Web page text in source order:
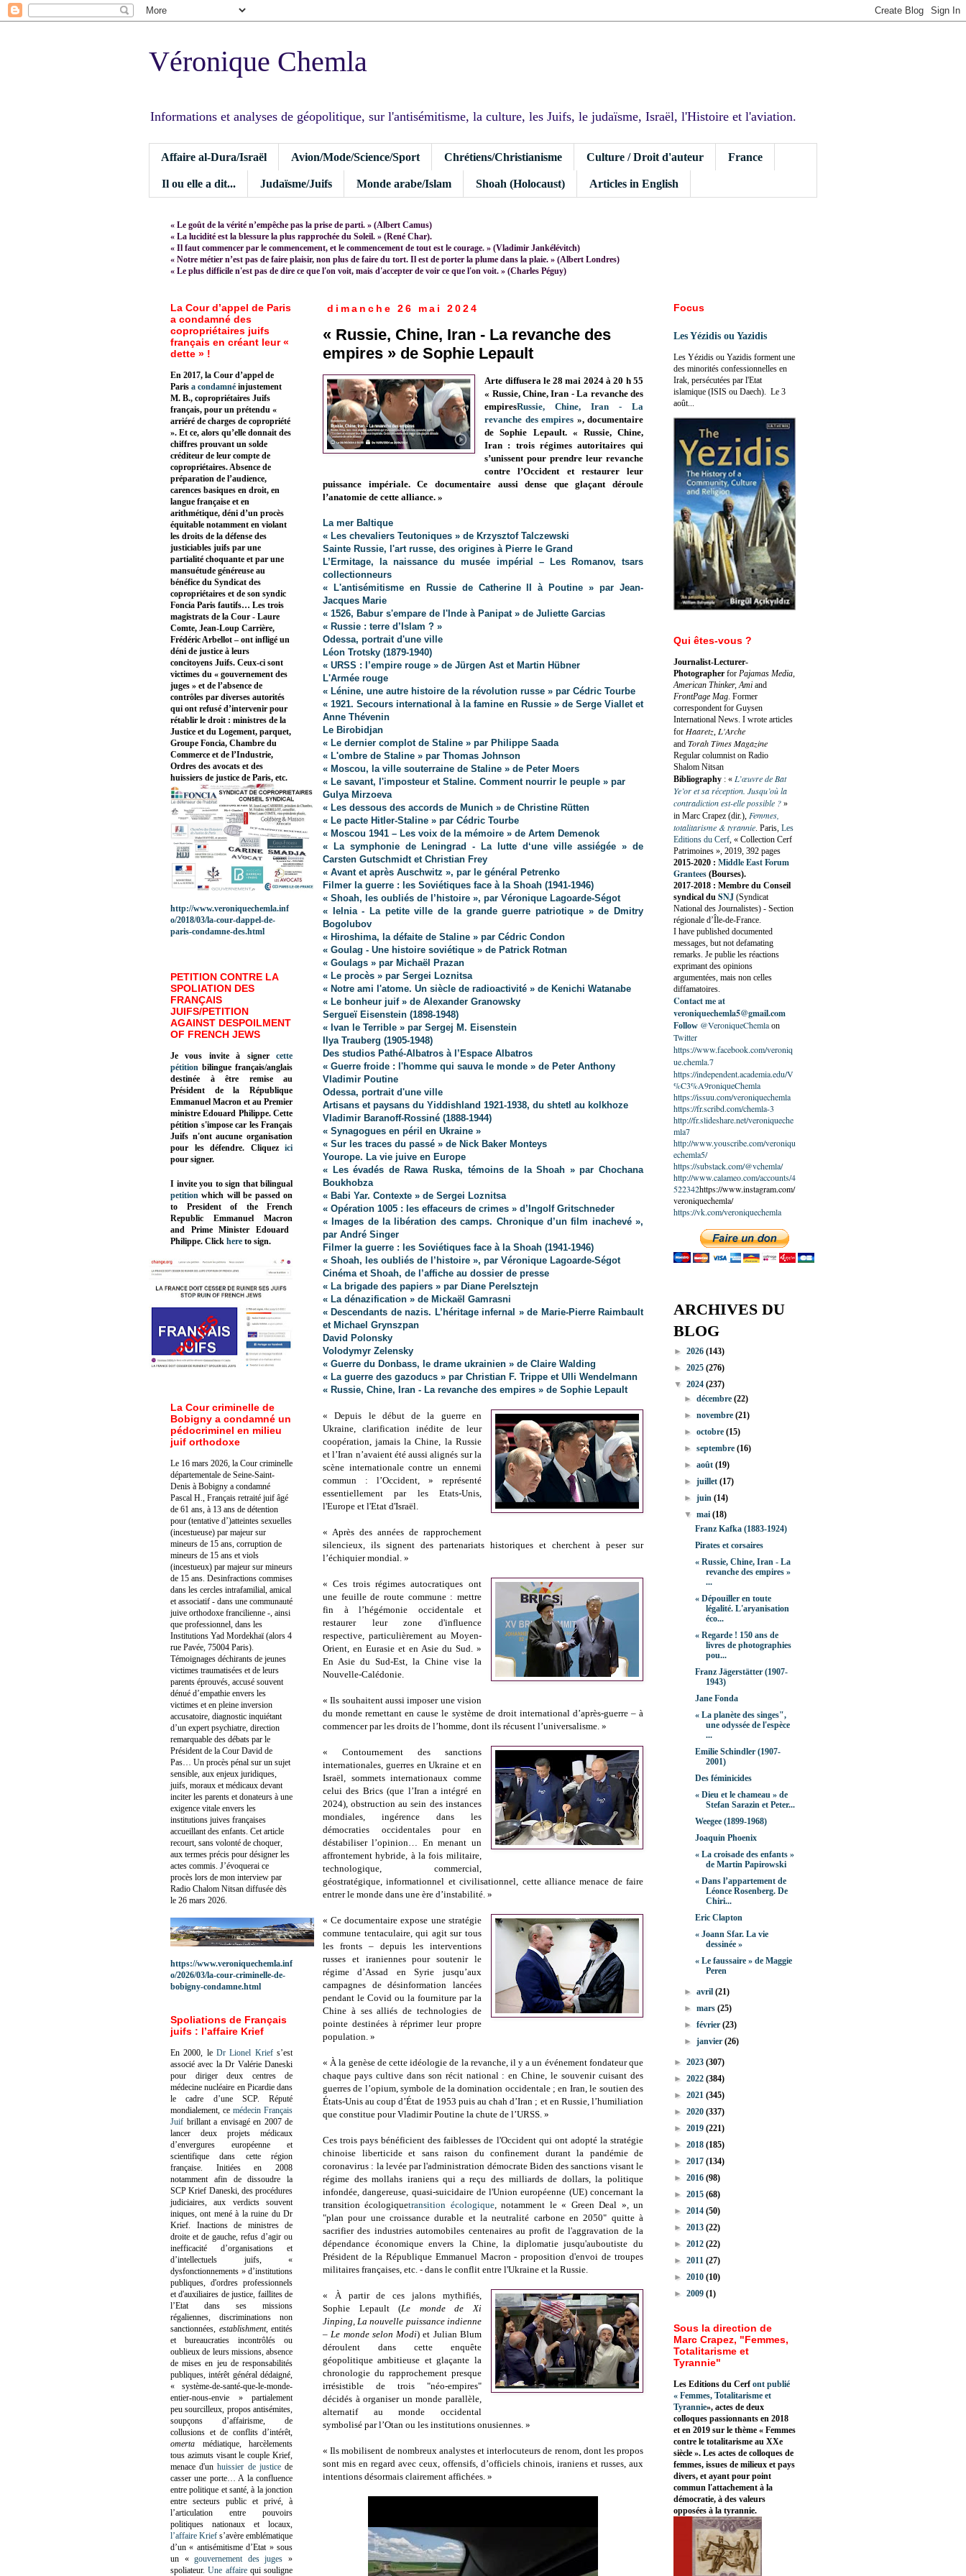
Véronique Chemla
Informations et analyses de géopolitique, sur l'antisémitisme, la culture, les Juifs, le judaïsme, Israël, l'Histoire et l'aviation.
Affaire al-Dura/Israël Avion/Mode/Science/Sport Chrétiens/Christianisme Culture / Droit d'auteur France
Il ou elle a dit... Judaïsme/Juifs Monde arabe/Islam Shoah (Holocaust) Articles in English
« Le goût de la vérité n’empêche pas la prise de parti. » (Albert Camus)
« La lucidité est la blessure la plus rapprochée du Soleil. » (René Char).
« Il faut commencer par le commencement, et le commencement de tout est le courage. » (Vladimir Jankélévitch)
« Notre métier n’est pas de faire plaisir, non plus de faire du tort. Il est de porter la plume dans la plaie. » (Albert Londres)
« Le plus difficile n'est pas de dire ce que l'on voit, mais d'accepter de voir ce que l'on voit. » (Charles Péguy)
dimanche 26 mai 2024
« Russie, Chine, Iran - La revanche des
empires » de Sophie Lepault
Arte diffusera le 28 mai 2024 à 20 h 55
« Russie, Chine, Iran - La revanche des
empiresRussie, Chine, Iran - La
revanche des empires », documentaire
de Sophie Lepault. « Russie, Chine,
Iran : trois régimes autoritaires qui
s’unissent pour prendre leur revanche
contre l’Occident et restaurer leur
puissance impériale. Ce documentaire aussi dense que glaçant déroule
l’anatomie de cette alliance. »
La mer Baltique
« Les chevaliers Teutoniques » de Krzysztof Talczewski
Sainte Russie, l'art russe, des origines à Pierre le Grand
L’Ermitage, la naissance du musée impérial – Les Romanov, tsars
collectionneurs
« L'antisémitisme en Russie de Catherine II à Poutine » par Jean-
Jacques Marie
« 1526, Babur s'empare de l'Inde à Panipat » de Juliette Garcias
« Russie : terre d’Islam ? »
Odessa, portrait d'une ville
Léon Trotsky (1879-1940)
« URSS : l’empire rouge » de Jürgen Ast et Martin Hübner
L'Armée rouge
« Lénine, une autre histoire de la révolution russe » par Cédric Tourbe
« 1921. Secours international à la famine en Russie » de Serge Viallet et
Anne Thévenin
Le Birobidjan
« Le dernier complot de Staline » par Philippe Saada
« L'ombre de Staline » par Thomas Johnson
« Moscou, la ville souterraine de Staline » de Peter Moers
« Le savant, l'imposteur et Staline. Comment nourrir le peuple » par
Gulya Mirzoeva
« Les dessous des accords de Munich » de Christine Rütten
« Le pacte Hitler-Staline » par Cédric Tourbe
« Moscou 1941 – Les voix de la mémoire » de Artem Demenok
« La symphonie de Leningrad - La lutte d‘une ville assiégée » de
Carsten Gutschmidt et Christian Frey
« Avant et après Auschwitz », par le général Petrenko
Filmer la guerre : les Soviétiques face à la Shoah (1941-1946)
« Shoah, les oubliés de l’histoire », par Véronique Lagoarde-Ségot
« Ielnia - La petite ville de la grande guerre patriotique » de Dmitry
Bogolubov
« Hiroshima, la défaite de Staline » par Cédric Condon
« Goulag - Une histoire soviétique » de Patrick Rotman
« Goulags » par Michaël Prazan
« Le procès » par Sergei Loznitsa
« Notre ami l'atome. Un siècle de radioactivité » de Kenichi Watanabe
« Le bonheur juif » de Alexander Granowsky
Sergueï Eisenstein (1898-1948)
« Ivan le Terrible » par Sergej M. Eisenstein
Ilya Trauberg (1905-1948)
Des studios Pathé-Albatros à l’Espace Albatros
« Guerre froide : l'homme qui sauva le monde » de Peter Anthony
Vladimir Poutine
Odessa, portrait d'une ville
Artisans et paysans du Yiddishland 1921-1938, du shtetl au kolkhoze
Vladimir Baranoff-Rossiné (1888-1944)
« Synagogues en péril en Ukraine »
« Sur les traces du passé » de Nick Baker Monteys
Yourope. La vie juive en Europe
« Les évadés de Rawa Ruska, témoins de la Shoah » par Chochana
Boukhobza
« Babi Yar. Contexte » de Sergei Loznitsa
« Opération 1005 : les effaceurs de crimes » d’Ingolf Gritschneder
« Images de la libération des camps. Chronique d’un film inachevé »,
par André Singer
Filmer la guerre : les Soviétiques face à la Shoah (1941-1946)
« Shoah, les oubliés de l’histoire », par Véronique Lagoarde-Ségot
Cinéma et Shoah, de l’affiche au dossier de presse
« La brigade des papiers » par Diane Perelsztejn
« La dénazification » de Mickaël Gamrasni
« Descendants de nazis. L’héritage infernal » de Marie-Pierre Raimbault
et Michael Grynszpan
David Polonsky
Volodymyr Zelensky
« Guerre du Donbass, le drame ukrainien » de Claire Walding
« La guerre des gazoducs » par Christian F. Trippe et Ulli Wendelmann
« Russie, Chine, Iran - La revanche des empires » de Sophie Lepault
« Depuis le début de la guerre en
Ukraine, clarification inédite de leur
coopération, jamais la Chine, la Russie
et l’Iran n’avaient été aussi alignés sur la
scène internationale contre un ennemi
commun : l’Occident, » représenté
essentiellement par les Etats-Unis,
l'Europe et l'Etat d'Israël.
« Après des années de rapprochement
silencieux, ils signent des partenariats historiques et cherchent à peser sur
l’échiquier mondial. »
« Ces trois régimes autocratiques ont
une feuille de route commune : mettre
fin à l’hégémonie occidentale et
restaurer leur zone d'influence
respective, particulièrement au Moyen-
Orient, en Eurasie et en Asie du Sud. »
En Asie du Sud-Est, la Chine vise la
Nouvelle-Calédonie.
« Ils souhaitent aussi imposer une vision
du monde remettant en cause le système de droit international d’après-guerre – à
commencer par les droits de l’homme, dont ils récusent l’universalisme. »
« Contournement des sanctions
internationales, guerres en Ukraine et en
Israël, sommets internationaux comme
celui des Brics (que l’Iran a intégré en
2024), obstruction au sein des instances
mondiales, ingérence dans les
démocraties occidentales pour en
déstabiliser l’opinion… En menant un
affrontement hybride, à la fois militaire,
technologique, commercial,
géostratégique, informationnel et civilisationnel, cette alliance menace de faire
entrer le monde dans une ère d’instabilité. »
« Ce documentaire expose une stratégie
commune tentaculaire, qui agit sur tous
les fronts – depuis les interventions
russes et iraniennes pour soutenir le
régime d’Assad en Syrie jusqu’aux
campagnes de désinformation lancées
pendant le Covid ou la fourniture par la
Chine à ses alliés de technologies de
pointe destinées à réprimer leur propre
population. »
« À la genèse de cette idéologie de la revanche, il y a un événement fondateur que
chaque pays cultive dans son récit national : en Chine, le souvenir cuisant des
guerres de l’opium, symbole de la domination occidentale ; en Iran, le soutien des
États-Unis au coup d’État de 1953 puis au chah d’Iran ; et en Russie, l’humiliation
que constitue pour Vladimir Poutine la chute de l’URSS. »
Ces trois pays bénéficient des faiblesses de l'Occident qui ont adopté la stratégie
chinoise liberticide et sans raison du confinement durant la pandémie de
coronavirus : la levée par l'administration démocrate Biden des sanctions visant le
régime des mollahs iraniens qui a reçu des milliards de dollars, la politique
infondée, dangereuse, quasi-suicidaire de l'Union européenne (UE) concernant la
transition écologiquetransition écologique, notamment le « Green Deal », un
"plan pour une croissance durable et la neutralité carbone en 2050" quitte à
sacrifier des industries automobiles centenaires au profit de l'aggravation de la
dépendance économique envers la Chine, la diplomatie jusqu'auboutiste du
Président de la République Emmanuel Macron - proposition d'envoi de troupes
militaires françaises, etc. - dans le conflit entre l'Ukraine et la Russie.
« À partir de ces jalons mythifiés,
Sophie Lepault (Le monde de Xi
Jinping, La nouvelle puissance indienne
– Le monde selon Modi) et Julian Blum
déroulent dans cette enquête
géopolitique ambitieuse et glaçante la
chronologie du rapprochement presque
irrésistible de trois "néo-empires"
décidés à organiser un monde parallèle,
alternatif au monde occidental
symbolisé par l’Otan ou les institutions onusiennes. »
« Ils mobilisent de nombreux analystes et interlocuteurs de renom, dont les propos
sont mis en regard avec ceux, offensifs, d’officiels chinois, iraniens et russes, aux
intentions désormais clairement affichées. »
La Cour d’appel de Paris
a condamné des
copropriétaires juifs
français en créant leur «
dette » !
En 2017, la Cour d’appel de
Paris a condamné injustement
M. B., copropriétaires Juifs
français, pour un prétendu «
arriéré de charges de copropriété
». Et ce, alors qu’elle donnait des
chiffres prouvant un solde
créditeur de leur compte de
copropriétaires. Absence de
préparation de l’audience,
carences basiques en droit, en
langue française et en
arithmétique, déni d’un procès
équitable notamment en violant
les droits de la défense des
justiciables juifs par une
partialité choquante et par une
mansuétude généreuse au
bénéfice du Syndicat des
copropriétaires et de son syndic
Foncia Paris fautifs… Les trois
magistrats de la Cour - Laure
Comte, Jean-Loup Carrière,
Frédéric Arbellot – ont infligé un
déni de justice à leurs
concitoyens Juifs. Ceux-ci sont
victimes du « gouvernement des
juges » et de l’absence de
contrôles par diverses autorités
qui ont refusé d’intervenir pour
rétablir le droit : ministres de la
Justice et du Logement, parquet,
Groupe Foncia, Chambre du
Commerce et de l’Industrie,
Ordres des avocats et des
huissiers de justice de Paris, etc.
http://www.veroniquechemla.inf
o/2018/03/la-cour-dappel-de-
paris-condamne-des.html
PETITION CONTRE LA
SPOLIATION DES
FRANÇAIS
JUIFS/PETITION
AGAINST DESPOILMENT
OF FRENCH JEWS
Je vous invite à signer cette
pétition bilingue français/anglais
destinée à être remise au
Président de la République
Emmanuel Macron et au Premier
ministre Edouard Philippe. Cette
pétition s'impose car les Français
Juifs n'ont aucune organisation
pour les défendre. Cliquez
ici
pour signer.
I invite you to sign that bilingual
petition which will be passed on
to President of the French
Republic Emmanuel Macron
and Prime Minister Edouard
Philippe. Click here to sign.
La Cour criminelle de
Bobigny a condamné un
pédocriminel en milieu
juif orthodoxe
Le 16 mars 2026, la Cour criminelle
départementale de Seine-Saint-
Denis à Bobigny a condamné
Pascal H., Français retraité juif âgé
de 61 ans, à 13 ans de détention
pour (tentative d’)atteintes sexuelles
(incestueuse) par majeur sur
mineurs de 15 ans, corruption de
mineurs de 15 ans et viols
(incestueux) par majeur sur mineurs
de 15 ans. Desinfractions commises
dans les cercles intrafamilial, amical
et associatif - dans une communauté
juive orthodoxe francilienne -, ainsi
que professionnel, dans les
Institutions Yad Mordekhaï (alors 4
rue Pavée, 75004 Paris).
Témoignages déchirants de jeunes
victimes traumatisées et de leurs
parents éprouvés, accusé souvent
dénué d’empathie envers les
victimes et en pleine inversion
accusatoire, diagnostic inquiétant
d’un expert psychiatre, direction
remarquable des débats par le
Président de la Cour David de
Pas… Un procès pénal sur un sujet
sensible, aux enjeux juridiques,
juifs, moraux et médicaux devant
inciter les parents et donateurs à une
exigence vitale envers les
institutions juives françaises
accueillant des enfants. Cet article
recourt, sans volonté de choquer,
aux termes précis pour désigner les
actes commis. J’évoquerai ce
procès lors de mon interview par
Radio Chalom Nitsan diffusée dès
le 26 mars 2026.
https://www.veroniquechemla.inf
o/2026/03/la-cour-criminelle-de-
bobigny-condamne.html
Spoliations de Français
juifs : l’affaire Krief
En 2000, le Dr Lionel Kriefs’est
associé avec la Dr Valérie Daneski
pour diriger deux centres de
médecine nucléaire en Picardie dans
le cadre d’une SCP. Réputé
mondialement, ce médecin Français
Juif brillant a envisagé en 2007 de
lancer deux projets médicaux
d’envergures européenne et
scientifique dans cette région
française. Initiées en 2008
notamment afin de dissoudre la
SCP Krief Daneski, des procédures
judiciaires, aux verdicts souvent
iniques, ont mené à la ruine du Dr
Krief. Inactions de ministres de
droite et de gauche, refus d’agir ou
inefficacité d’organisations et
d’intellectuels juifs, «
dysfonctionnements » d’institutions
publiques, d'ordres professionnels
et d'auxiliaires de justice, faillites de
l’Etat dans ses missions
régaliennes, discriminations non
sanctionnées, establishment, entités
et bureaucraties incontrôlés ou
oublieux de leurs missions, absence
de mises en jeu de responsabilités
publiques, intérêt général dédaigné,
« système-de-santé-que-le-monde-
entier-nous-envie » partialement
peu sourcilleux, propos antisémites,
soupçons d’affairisme, de
collusions et de conflits d’intérêt,
omerta médiatique, harcèlements
tous azimuts visant le couple Krief,
menace d'unhuissier de justicede
casser une porte… A la confluence
entre politique et santé, à la jonction
entre secteurs public et privé, à
l’articulation entre pouvoirs
politiques nationaux et locaux,
l’affaire Krief s’avère emblématique
d’un « antisémitisme d’Etat » sous
un «gouvernement des juges »
spoliateur.Une affairequi souligne
Focus
Les Yézidis ou Yazidis
Les Yézidis ou Yazidis forment une
des minorités confessionnelles en
Irak, persécutées par l'Etat
islamique (ISIS ou Daech). Le 3
août...
Qui êtes-vous ?
Journalist-Lecturer-
Photographer for Pajamas Media,
American Thinker, Ami and
FrontPage Mag. Former
correspondent for Guysen
International News. I wrote articles
for Haaretz, L'Arche
and Torah Times Magazine
Regular columnist on Radio
Shalom Nitsan
Bibliography : « L’œuvre de Bat
Ye’or et sa réception. Jusqu’où la
contradiction est-elle possible ? »
in Marc Crapez (dir.), Femmes,
totalitarisme & tyrannie. Paris, Les
Editions du Cerf, « Collection Cerf
Patrimoines », 2019, 392 pages
2015-2020 : Middle East Forum
Grantees (Bourses).
2017-2018 : Membre du Conseil
syndical du SNJ (Syndicat
National des Journalistes) - Section
régionale d’Île-de-France.
I have published documented
messages, but not defamating
remarks. Je publie les réactions
exprimant des opinions
argumentées, mais non celles
diffamatoires.
Contact me at
veroniquechemla5@gmail.com
Follow @VeroniqueChemlaon
Twitter
https://www.facebook.com/veroniq
ue.chemla.7
https://independent.academia.edu/V
%C3%A9roniqueChemla
https://issuu.com/veroniquechemla
https://fr.scribd.com/chemla-3
http://fr.slideshare.net/veroniqueche
mla7
http://www.youscribe.com/veroniqu
echemla5/
https://substack.com/@vchemla/
http://www.calameo.com/accounts/4
522342https://www.instagram.com/
veroniquechemla/
https://vk.com/veroniquechemla
ARCHIVES DU
BLOG
► 2026 (143)
► 2025 (276)
▼ 2024 (237)
►décembre(22)
►novembre(21)
►octobre(15)
►septembre(16)
►août(19)
►juillet(17)
►juin(14)
▼mai(18)
Franz Kafka (1883-1924)
Pirates et corsaires
« Russie, Chine, Iran - La
revanche des empires »
...
« Dépouiller en toute
légalité. L'aryanisation
éco...
« Regarde ! 150 ans de
livres de photographies
pou...
Franz Jägerstätter (1907-
1943)
Jane Fonda
« La planète des singes",
une odyssée de l'espèce
...
Emilie Schindler (1907-
2001)
Des féminicides
« Dieu et le chameau » de
Stefan Sarazin et Peter...
Weegee (1899-1968)
Joaquin Phoenix
« La croisade des enfants »
de Martin Papirowski
« Dans l’appartement de
Léonce Rosenberg. De
Chiri...
Eric Clapton
« Joann Sfar. La vie
dessinée »
« Le faussaire » de Maggie
Peren
►avril(21)
►mars(25)
►février(23)
►janvier(26)
► 2023 (307)
► 2022 (384)
► 2021 (345)
► 2020 (337)
► 2019 (221)
► 2018 (185)
► 2017 (134)
► 2016 (98)
► 2015 (68)
► 2014 (50)
► 2013 (22)
► 2012 (22)
► 2011 (27)
► 2010 (10)
► 2009 (1)
Sous la direction de
Marc Crapez, "Femmes,
Totalitarisme et
Tyrannie"
Les Editions du Cerfont publié
« Femmes, Totalitarisme et
Tyrannie», actes de deux
colloques passionnants en 2018
et en 2019 sur le thème « Femmes
contre le totalitarisme au XXe
siècle ». Les actes de colloques de
femmes, issues de milieux et pays
divers, et ayant pour point
commun l'attachement à la
démocratie, à des valeurs
opposées à la tyrannie.